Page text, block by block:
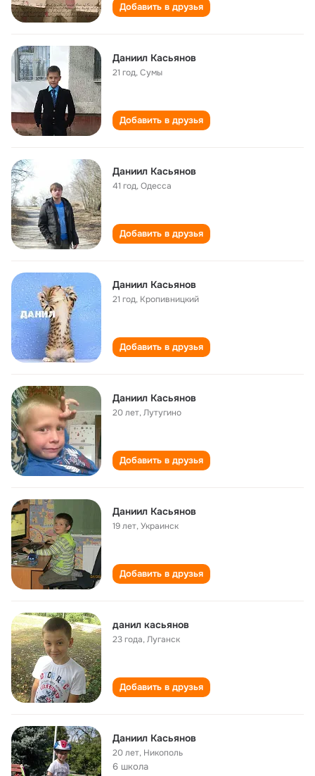
Добавить в друзья
Даниил Касьянов
21 год,Сумы
Добавить в друзья
Даниил Касьянов
41 год,Одесса
Добавить в друзья
Даниил Касьянов
21 год, Кропивницкий
Добавить в друзья
Даниил Касьянов
20 лет,Лутугино
Добавить в друзья
Даниил Касьянов
19 лет,Украинск
Добавить в друзья
данил касьянов
23 года,Луганск
Добавить в друзья
Даниил Касьянов
20 лет, Никополь
6 школа